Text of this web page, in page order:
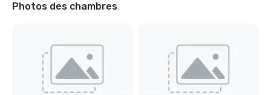
Photos des chambres